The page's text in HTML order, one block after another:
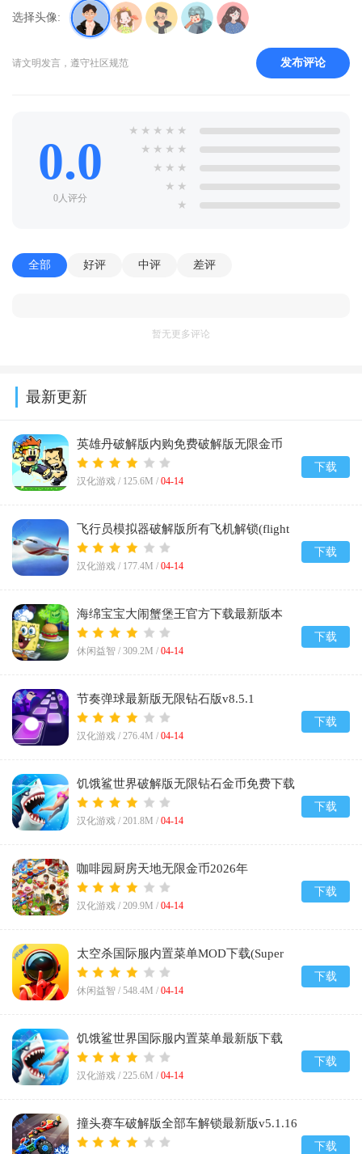
选择头像:
请文明发言，遵守社区规范 发布评论
0.0
0人评分
★ ★ ★ ★ ★
★ ★ ★ ★
★ ★ ★
★ ★
★
全部 好评 中评 差评
暂无更多评论
最新更新
英雄丹破解版内购免费破解版无限金币
(Dan The Man)v1.12.75
汉化游戏 / 125.6M / 04-14
下载
飞行员模拟器破解版所有飞机解锁(flight
pilot)v2.12.23
汉化游戏 / 177.4M / 04-14
下载
海绵宝宝大闹蟹堡王官方下载最新版本
v5.10.7
休闲益智 / 309.2M / 04-14
下载
节奏弹球最新版无限钻石版v8.5.1
汉化游戏 / 276.4M / 04-14
下载
饥饿鲨世界破解版无限钻石金币免费下载
安装v7.7.1
汉化游戏 / 201.8M / 04-14
下载
咖啡园厨房天地无限金币2026年
(Cafeland)v2.70.2
汉化游戏 / 209.9M / 04-14
下载
太空杀国际服内置菜单MOD下载(Super
Sus)v1.76.10.061
休闲益智 / 548.4M / 04-14
下载
饥饿鲨世界国际服内置菜单最新版下载
(Hungry Shark)v7.7.1
汉化游戏 / 225.6M / 04-14
下载
撞头赛车破解版全部车解锁最新版v5.1.16
下载